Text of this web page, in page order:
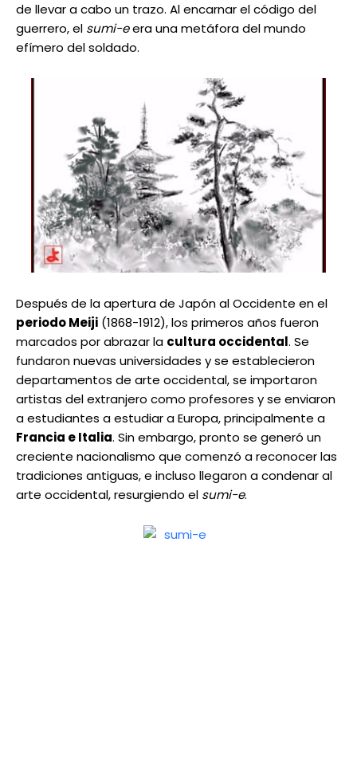
de llevar a cabo un trazo. Al encarnar el código del
guerrero, el sumi-eera una metáfora del mundo
efímero del soldado.
Después de la apertura de Japón al Occidente en el
periodo Meiji (1868-1912), los primeros años fueron
marcados por abrazar la cultura occidental. Se
fundaron nuevas universidades y se establecieron
departamentos de arte occidental, se importaron
artistas del extranjero como profesores y se enviaron
a estudiantes a estudiar a Europa, principalmente a
Francia e Italia. Sin embargo, pronto se generó un
creciente nacionalismo que comenzó a reconocer las
tradiciones antiguas, e incluso llegaron a condenar al
arte occidental, resurgiendo el sumi-e.